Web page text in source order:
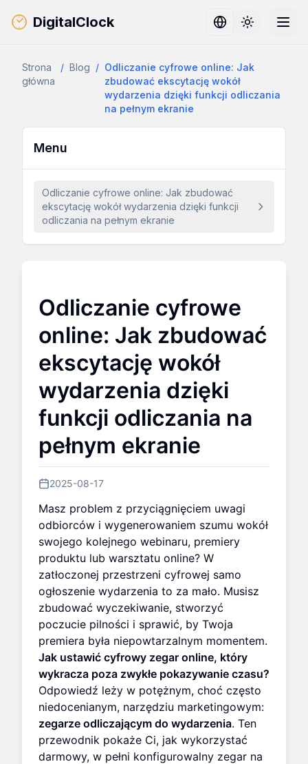
DigitalClock Toggle
Strona
główna
/ Blog / Odliczanie cyfrowe online: Jak
zbudować ekscytację wokół
wydarzenia dzięki funkcji odliczania
na pełnym ekranie
Menu
Odliczanie cyfrowe online: Jak zbudować
ekscytację wokół wydarzenia dzięki funkcji
odliczania na pełnym ekranie
Odliczanie cyfrowe
online: Jak zbudować
ekscytację wokół
wydarzenia dzięki
funkcji odliczania na
pełnym ekranie
2025-08-17
Masz problem z przyciągnięciem uwagi
odbiorców i wygenerowaniem szumu wokół
swojego kolejnego webinaru, premiery
produktu lub warsztatu online? W
zatłoczonej przestrzeni cyfrowej samo
ogłoszenie wydarzenia to za mało. Musisz
zbudować wyczekiwanie, stworzyć
poczucie pilności i sprawić, by Twoja
premiera była niepowtarzalnym momentem.
Jak ustawić cyfrowy zegar online, który
wykracza poza zwykłe pokazywanie czasu?
Odpowiedź leży w potężnym, choć często
niedocenianym, narzędziu marketingowym:
zegarze odliczającym do wydarzenia. Ten
przewodnik pokaże Ci, jak wykorzystać
darmowy, w pełni konfigurowalny zegar na